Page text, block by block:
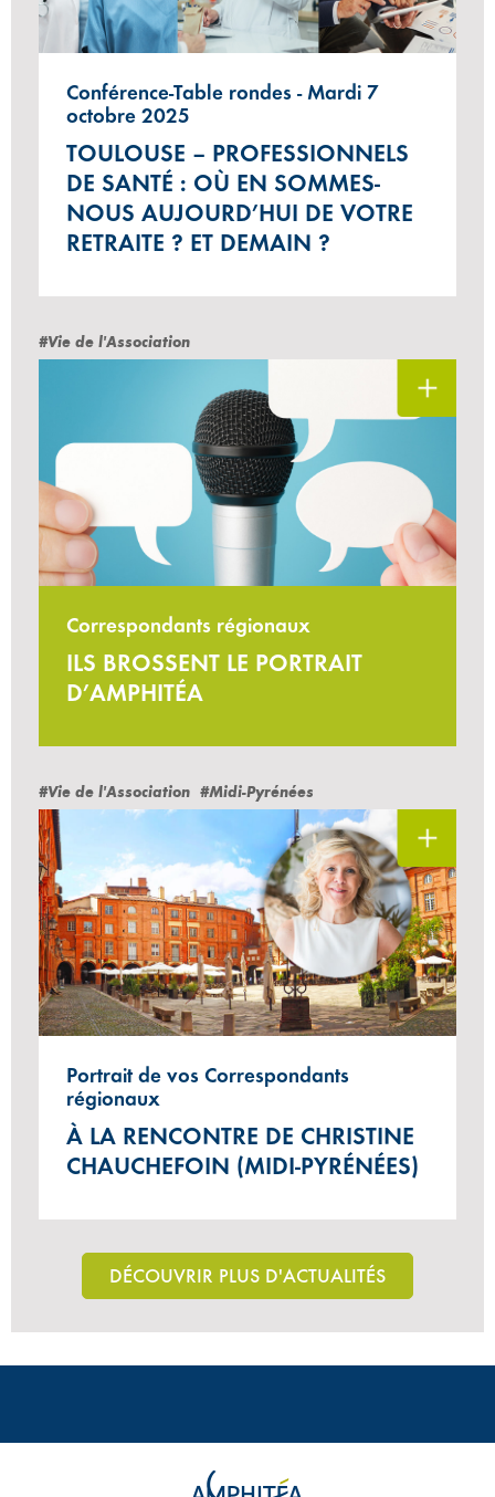
Conférence-Table rondes - Mardi 7
octobre 2025
TOULOUSE – PROFESSIONNELS
DE SANTÉ : OÙ EN SOMMES-
NOUS AUJOURD’HUI DE VOTRE
RETRAITE ? ET DEMAIN ?
#Vie de l'Association
Correspondants régionaux
ILS BROSSENT LE PORTRAIT
D’AMPHITÉA
#Vie de l'Association #Midi-Pyrénées
Portrait de vos Correspondants
régionaux
À LA RENCONTRE DE CHRISTINE
CHAUCHEFOIN (MIDI-PYRÉNÉES)
DÉCOUVRIR PLUS D'ACTUALITÉS